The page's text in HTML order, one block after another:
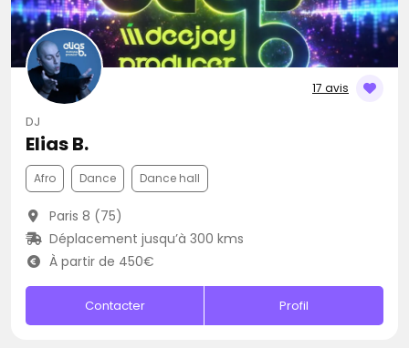
17 avis
DJ
Elias B.
Afro Dance Dance hall
Paris 8 (75)
Déplacement jusqu’à 300 kms
À partir de 450€
Contacter Profil